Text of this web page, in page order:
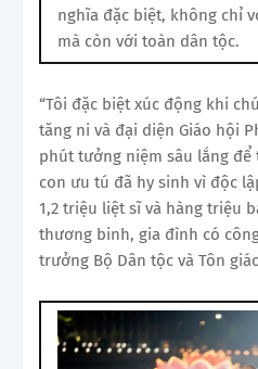
nghĩa đặc biệt, không chỉ
mà còn với toàn dân tộc.
“Tôi đặc biệt xúc động khi
tăng ni và đại diện Giáo hội
phút tưởng niệm sâu lắng
con ưu tú đã hy sinh vì độc
1,2 triệu liệt sĩ và hàng triệu
thương binh, gia đình có
trưởng Bộ Dân tộc và Tôn